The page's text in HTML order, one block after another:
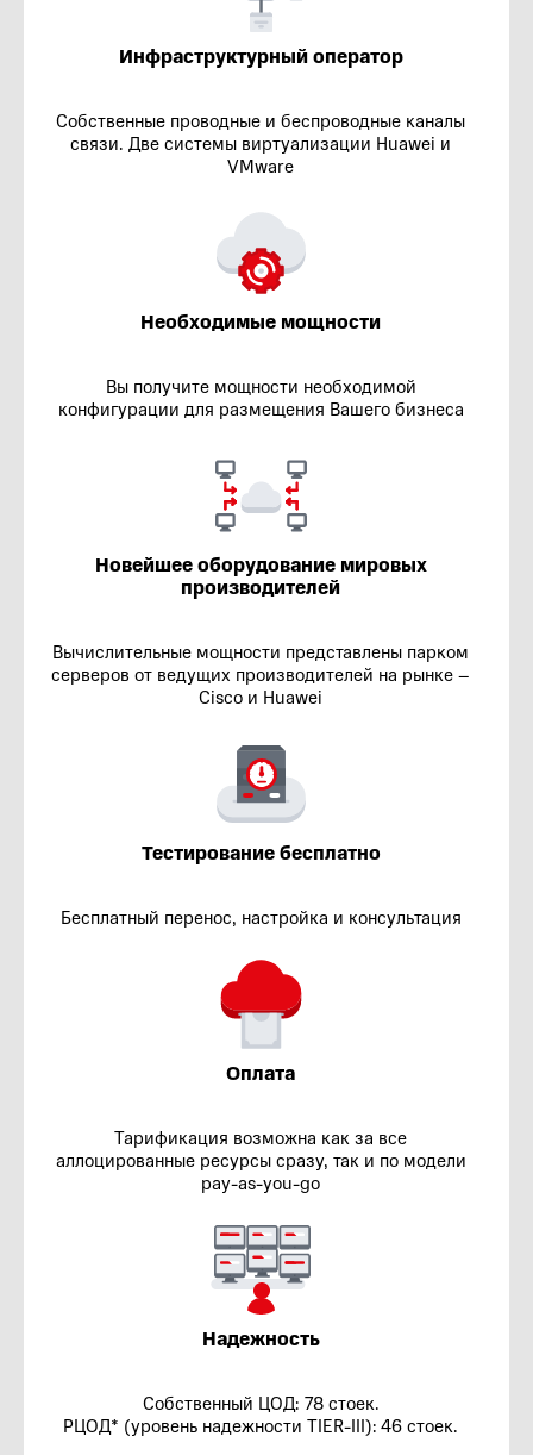
Инфраструктурный оператор
Собственные проводные и беспроводные каналы
связи. Две системы виртуализации Huawei и
VMware
Необходимые мощности
Вы получите мощности необходимой
конфигурации для размещения Вашего бизнеса
Новейшее оборудование мировых
производителей
Вычислительные мощности представлены парком
серверов от ведущих производителей на рынке –
Сisco и Huawei
Тестирование бесплатно
Бесплатный перенос, настройка и консультация
Оплата
Тарификация возможна как за все
аллоцированные ресурсы сразу, так и по модели
pay-as-you-go
Надежность
Собственный ЦОД: 78 стоек.
РЦОД* (уровень надежности TIER-III): 46 стоек.